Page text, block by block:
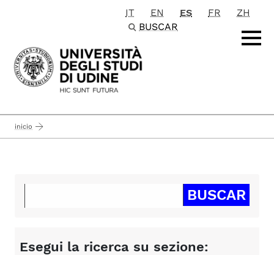
Passa al contenuto principale
IT EN ES FR
ZH
BUSCAR
inicio
Esegui la ricerca su sezione: